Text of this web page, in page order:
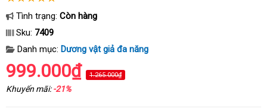
Tình trạng: Còn hàng
Sku: 7409
Danh mục: Dương vật giả đa năng
999.000₫ 1.265.000₫
Khuyến mãi:-21%